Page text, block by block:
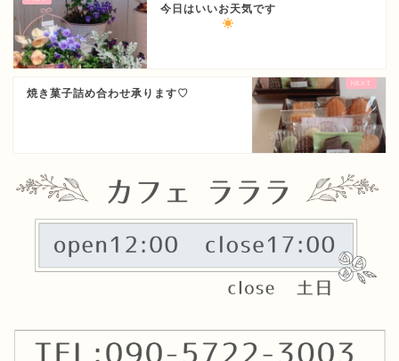
今日はいいお天気です
焼き菓子詰め合わせ承ります♡